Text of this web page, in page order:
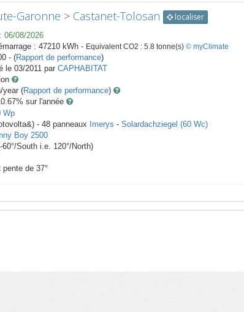
Garonne > Castanet-Tolosan localiser
06/08/2026
: 47210 kWh - Equivalent CO2 : 5.8 tonne(s) © myClimate
- (Rapport de performance)
le 03/2011 par CAPHABITAT
year (Rapport de performance)
% sur l'année
Wp
- 48 panneaux Imerys - Solardachziegel (60 Wc)
Boy 2500
-60°/South i.e. 120°/North)
pente de 37°